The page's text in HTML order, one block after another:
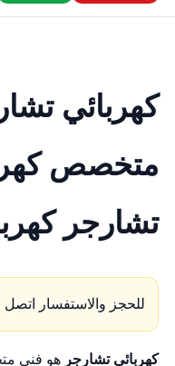
متخصص
تشارجر
للحجز والاستفسار
كهربائي تشارجر هو فني